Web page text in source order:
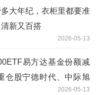
大年纪，衣柜里都要准
新又百搭
2026-05-13
易方达基金份额减
仓股宁德时代、中际旭
2026-05-13